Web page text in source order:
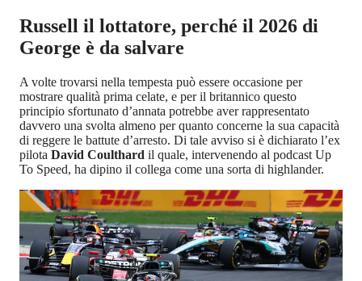
Russell il lottatore, perché il 2026 di
George è da salvare
A volte trovarsi nella tempesta può essere occasione per
mostrare qualità prima celate, e per il britannico questo
principio sfortunato d’annata potrebbe aver rappresentato
davvero una svolta almeno per quanto concerne la sua capacità
di reggere le battute d’arresto. Di tale avviso si è dichiarato l’ex
pilotaDavid Coulthardil quale, intervenendo al podcast Up